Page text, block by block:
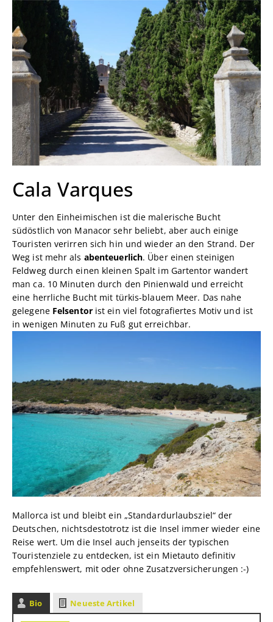
Cala Varques
Unter den Einheimischen ist die malerische Bucht
südöstlich von Manacor sehr beliebt, aber auch einige
Touristen verirren sich hin und wieder an den Strand. Der
Weg ist mehr als abenteuerlich. Über einen steinigen
Feldweg durch einen kleinen Spalt im Gartentor wandert
man ca. 10 Minuten durch den Pinienwald und erreicht
eine herrliche Bucht mit türkis-blauem Meer. Das nahe
gelegene Felsentorist ein viel fotografiertes Motiv und ist
in wenigen Minuten zu Fuß gut erreichbar.
Mallorca ist und bleibt ein „Standardurlaubsziel“ der
Deutschen, nichtsdestotrotz ist die Insel immer wieder eine
Reise wert. Um die Insel auch jenseits der typischen
Touristenziele zu entdecken, ist ein Mietauto definitiv
empfehlenswert, mit oder ohne Zusatzversicherungen :-)
Bio Neueste Artikel